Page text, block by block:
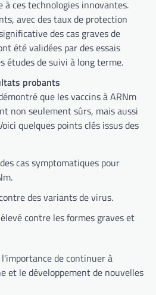
à ces technologies innovantes.
avec des taux de protection
des cas graves de
été validées par des essais
études de suivi à long terme.
probants
que les vaccins à ARNm
non seulement sûrs, mais aussi
quelques points clés issus des
cas symptomatiques pour
des variants de virus.
contre les formes graves et
de continuer à
et le développement de nouvelles